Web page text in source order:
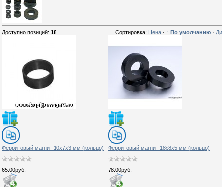
Доступно позиций: 18 Сортировка: Цена · ↑ По умолчанию ·
Ферритовый магнит 10х7х3 мм (кольцо)
65.00руб.
Ферритовый магнит 18х8х5 мм (кольцо)
78.00руб.